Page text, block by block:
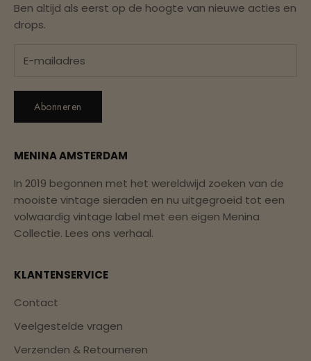
Ben altijd als eerst op de hoogte van nieuwe acties en
drops.
Abonneren
MENINA AMSTERDAM
In 2019 begonnen met het wereldwijd zoeken van de
mooiste vintage sieraden en nu uitgegroeid tot een
volwaardig vintage label met een eigen Menina
Collectie. Lees ons verhaal.
KLANTENSERVICE
Contact
Veelgestelde vragen
Verzenden & Retourneren